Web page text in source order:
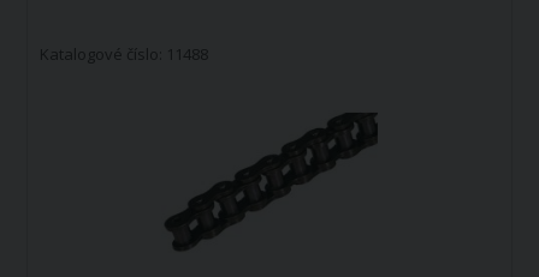
Katalogové číslo: 11488